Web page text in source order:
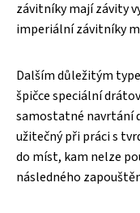
závitníky mají závity
imperiální závitníky
Dalším důležitým
špičce speciální
samostatné navrtání
užitečný při práci s
do míst, kam nelze
následného